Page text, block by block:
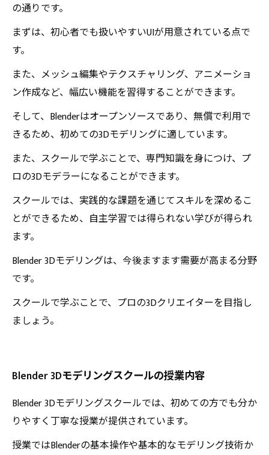
の通りです。
まずは、初心者でも扱いやすいUIが用意されている点で
す。
また、メッシュ編集やテクスチャリング、アニメーショ
ン作成など、幅広い機能を習得することができます。
そして、Blenderはオープンソースであり、無償で利用で
きるため、初めての3Dモデリングに適しています。
また、スクールで学ぶことで、専門知識を身につけ、プ
ロの3Dモデラーになることができます。
スクールでは、実践的な課題を通じてスキルを深めるこ
とができるため、自主学習では得られない学びが得られ
ます。
Blender 3Dモデリングは、今後ますます需要が高まる分野
です。
スクールで学ぶことで、プロの3Dクリエイターを目指し
ましょう。
Blender 3Dモデリングスクールの授業内容
Blender 3Dモデリングスクールでは、初めての方でも分か
りやすく丁寧な授業が提供されています。
授業ではBlenderの基本操作や基本的なモデリング技術か